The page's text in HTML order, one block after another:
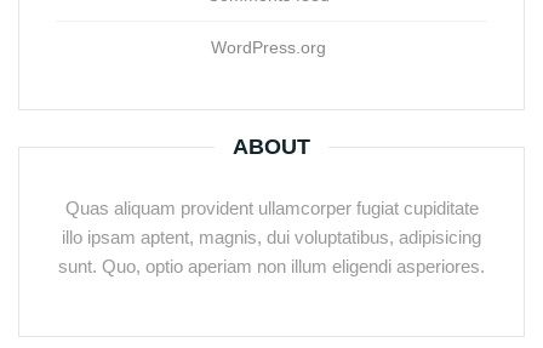
WordPress.org
ABOUT
Quas aliquam provident ullamcorper fugiat cupiditate
illo ipsam aptent, magnis, dui voluptatibus, adipisicing
sunt. Quo, optio aperiam non illum eligendi asperiores.